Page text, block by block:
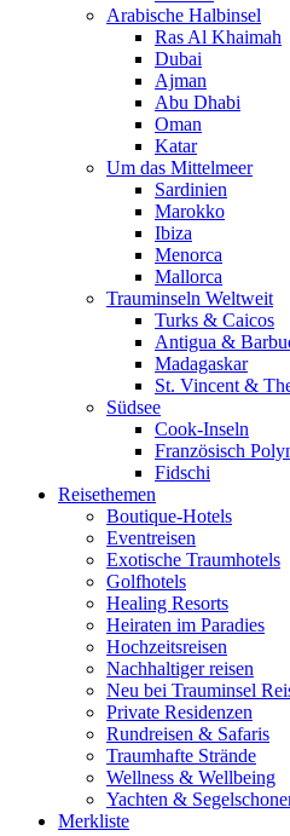
Arabische Halbinsel
Ras Al Khaimah
Dubai
Ajman
Abu Dhabi
Oman
Katar
Um das Mittelmeer
Sardinien
Marokko
Ibiza
Menorca
Mallorca
Trauminseln Weltweit
Turks & Caicos
Antigua &
Madagaskar
St. Vincent &
Südsee
Cook-Inseln
Französisch
Fidschi
Reisethemen
Boutique-Hotels
Eventreisen
Exotische Traumhotels
Golfhotels
Healing Resorts
Heiraten im Paradies
Hochzeitsreisen
Nachhaltiger reisen
Neu bei Trauminsel
Private Residenzen
Rundreisen & Safaris
Traumhafte Strände
Wellness & Wellbeing
Yachten &
Merkliste